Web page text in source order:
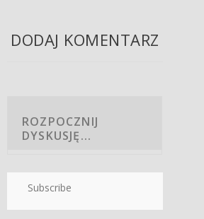
DODAJ KOMENTARZ
Subscribe